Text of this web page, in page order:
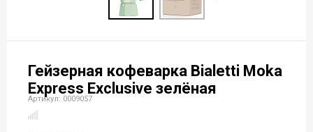
Гейзерная кофеварка Bialetti Moka
Express Exclusive зелёная
Артикул: 0009057